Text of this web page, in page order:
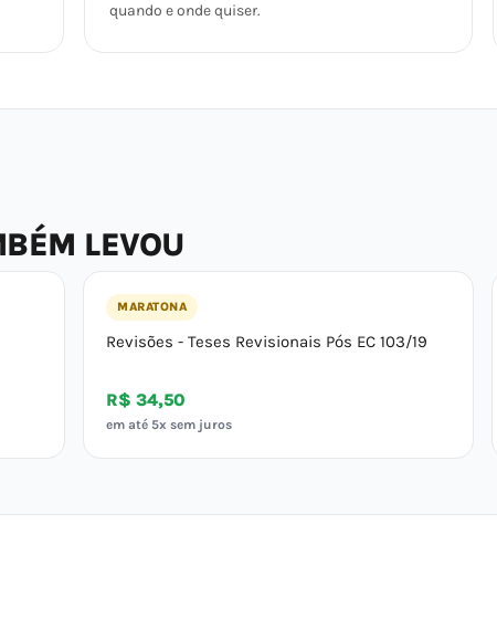
quando e onde quiser.
LEVOU
MARATONA
Revisões - Teses Revisionais Pós EC 103/19
R$ 34,50
em até 5x sem juros